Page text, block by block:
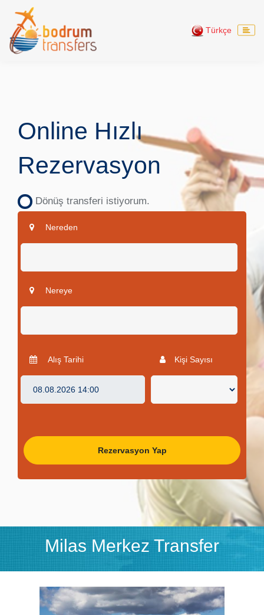
Türkçe
Online Hızlı
Rezervasyon
Dönüş transferi istiyorum.
Nereden
Nereye
Alış Tarihi Kişi Sayısı
Rezervasyon Yap
Milas Merkez Transfer